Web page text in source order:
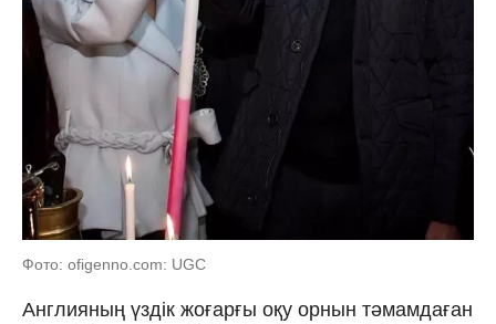
Фото: ofigenno.com: UGC
Англияның үздік жоғарғы оқу орнын тәмамдаған